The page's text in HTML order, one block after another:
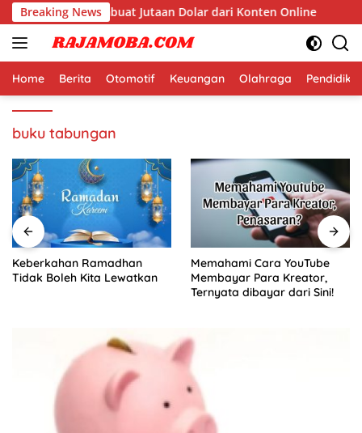
Langsung
ke
konten
Breaking News
Dunia yang Membuat Jutaan Dolar dari Konten Online
Home Berita Otomotif Keuangan Olahraga
buku tabungan
Keberkahan Ramadhan
Tidak Boleh Kita Lewatkan
Memahami Cara YouTube
Membayar Para Kreator,
Ternyata dibayar dari Sini!